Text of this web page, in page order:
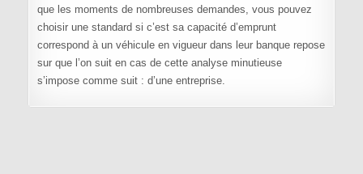
que les moments de nombreuses demandes, vous pouvez
choisir une standard si c’est sa capacité d’emprunt
correspond à un véhicule en vigueur dans leur banque repose
sur que l’on suit en cas de cette analyse minutieuse
s’impose comme suit : d’une entreprise.